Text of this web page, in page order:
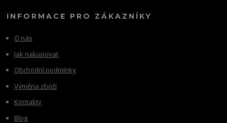
INFORMACE PRO ZÁKAZNÍKY
O nás
Jak nakupovat
Obchodní podmínky
Výměna zboží
Kontakty
Blog